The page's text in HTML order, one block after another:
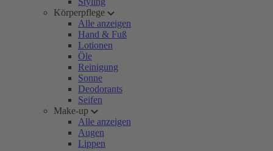
Körperpflege
Alle anzeigen
Hand & Fuß
Lotionen
Öle
Reinigung
Sonne
Deodorants
Seifen
Make-up
Alle anzeigen
Augen
Lippen